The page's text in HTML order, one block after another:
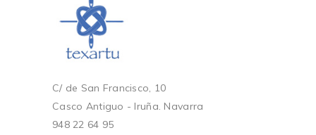
C/ de San Francisco, 10
Casco Antiguo - Iruña. Navarra
948 22 64 95